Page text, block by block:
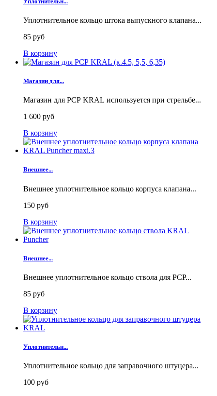
Уплотнительное кольцо штока выпускного клапана...
85 руб
В корзину
Магазин для...
Магазин для РСР KRAL используется при стрельбе...
1 600 руб
В корзину
Внешнее...
Внешнее уплотнительное кольцо корпуса клапана...
150 руб
В корзину
Внешнее...
Внешнее уплотнительное кольцо ствола для РСР...
85 руб
В корзину
Уплотнительн...
Уплотнительное кольцо для заправочного штуцера...
100 руб